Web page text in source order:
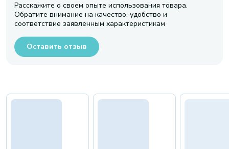
Расскажите о своем опыте использования товара.
Обратите внимание на качество, удобство и
соответствие заявленным характеристикам
Оставить отзыв